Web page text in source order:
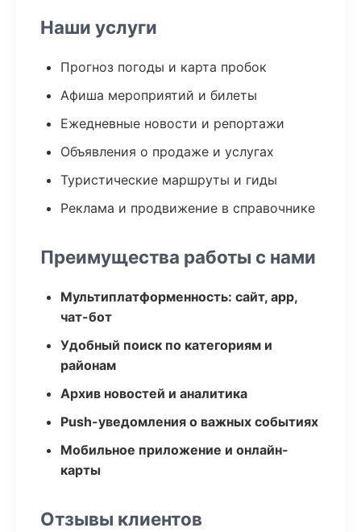
Наши услуги
Прогноз погоды и карта пробок
Афиша мероприятий и билеты
Ежедневные новости и репортажи
Объявления о продаже и услугах
Туристические маршруты и гиды
Реклама и продвижение в справочнике
Преимущества работы с нами
Мультиплатформенность: сайт, app,
чат-бот
Удобный поиск по категориям и
районам
Архив новостей и аналитика
Push-уведомления о важных событиях
Мобильное приложение и онлайн-
карты
Отзывы клиентов